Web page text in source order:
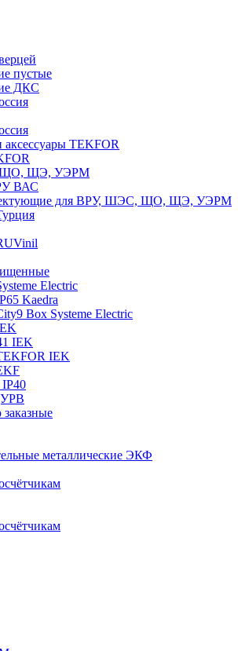
пустые
ДКС
TEKFOR
ЩО, ЩЭ, УЭРМ
ВАС
для ВРУ, ШЭС, ЩО, ЩЭ, УЭРМ
Electric
Kaedra
Box Systeme Electric
IEK
IEK
металлические ЭКФ